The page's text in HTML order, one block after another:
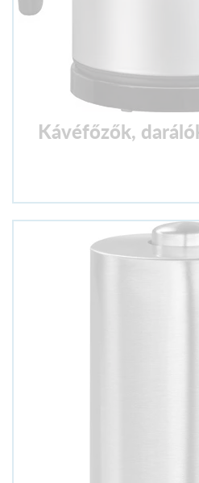
Kávéfőzők,